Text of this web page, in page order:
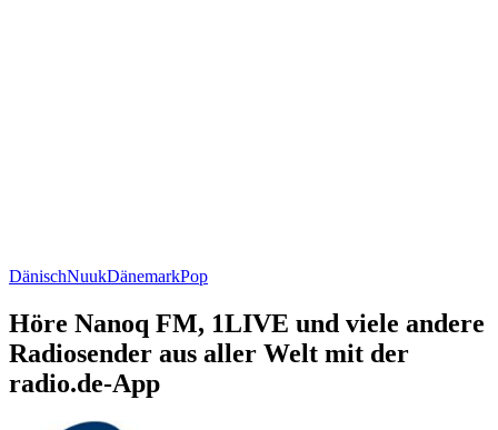
DänischNuukDänemarkPop
Höre Nanoq FM, 1LIVE und viele andere
Radiosender aus aller Welt mit der
radio.de-App